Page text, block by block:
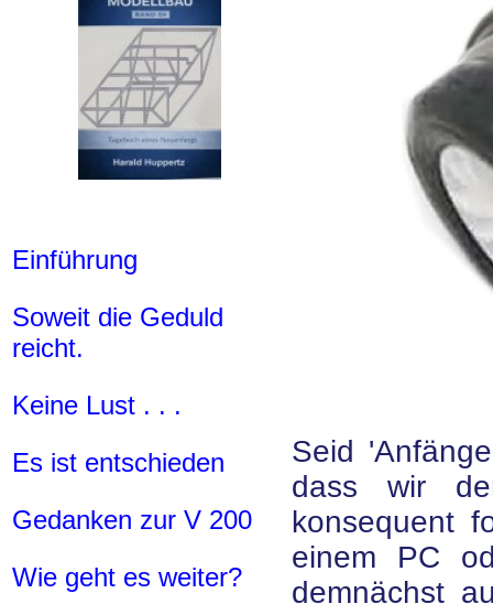
Einführung
Soweit die Geduld
reicht.
Keine Lust . . .
Es ist entschieden
Gedanken zur V 200
Wie geht es weiter?
Seid
dass wir
konsequent
einem PC
demnächst